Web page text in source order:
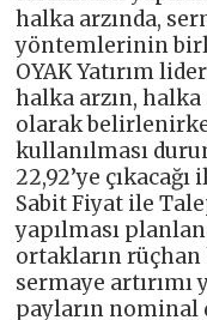
halka arzında,
yöntemlerinin
OYAK Yatırım
halka arzın, halka
olarak
kullanılması
22,92’ye
Sabit Fiyat ile
yapılması
ortakların rüçhan
sermaye
payların nominal